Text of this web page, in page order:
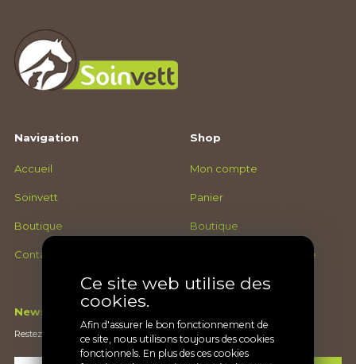
Navigation
Accueil
Soinvett
Boutique
Contact
Shop
Mon compte
Panier
Boutique
Conditions générales de
Newsletter
Restez au courant de nos nouveautés
Ce site web utilise des
cookies.
Afin d'assurer le bon fonctionnement de
ce site, nous utilisons toujours des cookies
fonctionnels. En plus des ces cookies